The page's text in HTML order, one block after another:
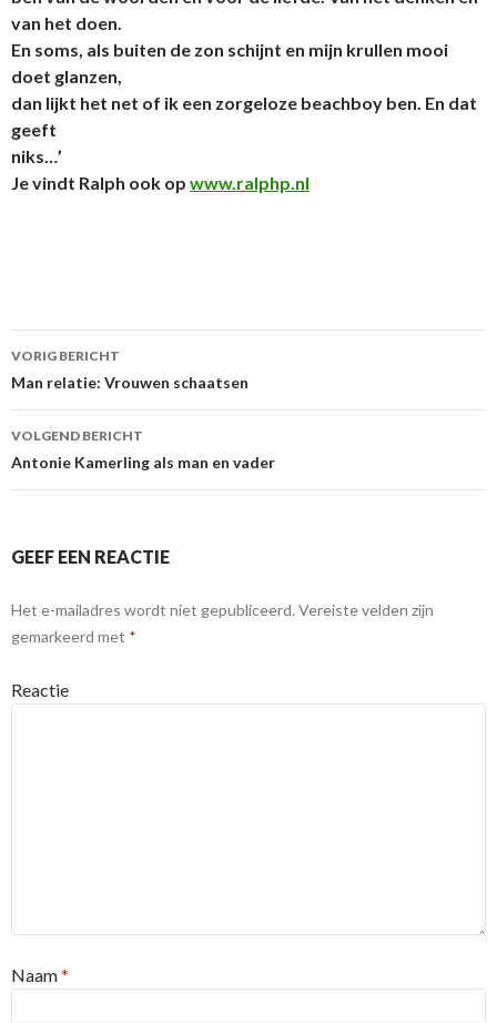
van het doen.
En soms, als buiten de zon schijnt en mijn krullen mooi
doet glanzen,
dan lijkt het net of ik een zorgeloze beachboy ben. En dat
geeft
niks…’
Je vindt Ralph ook op www.ralphp.nl
Berichtnavigatie
VORIG BERICHT
Man relatie: Vrouwen schaatsen
VOLGEND BERICHT
Antonie Kamerling als man en vader
GEEF EEN REACTIE
Het e-mailadres wordt niet gepubliceerd. Vereiste velden zijn
gemarkeerd met *
Reactie
Naam*